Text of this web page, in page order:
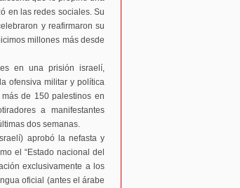
en las redes sociales. Su
y reafirmaron su
millones más desde
en una prisión israelí,
ofensiva militar y política
de 150 palestinos en
a manifestantes
dos semanas.
aprobó la nefasta y
el “Estado nacional del
exclusivamente a los
oficial (antes el árabe